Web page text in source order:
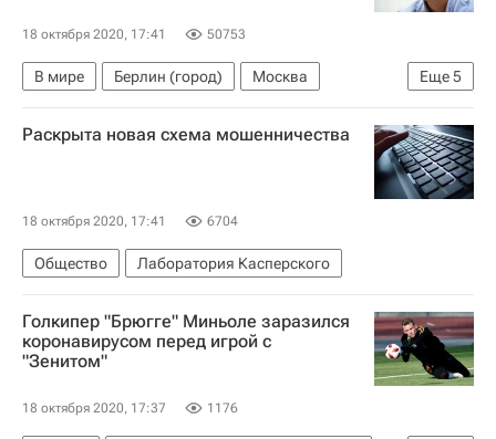
18 октября 2020, 17:41 50753
Еще5
В мире Берлин (город)
Москва
Швеция
Алексей Навальный*
Александр Шульгин
Мария Захарова
Раскрыта новая схема мошенничества
18 октября 2020, 17:41 6704
Общество Лаборатория Касперского
Голкипер "Брюгге" Миньоле заразился
коронавирусом перед игрой с
"Зенитом"
18 октября 2020, 17:37 1176